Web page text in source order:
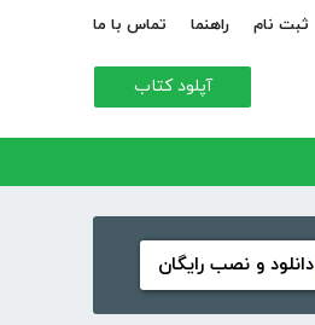
ثبت نام راهنما تماس با ما
آپلود کتاب
دانلود و نصب رایگان